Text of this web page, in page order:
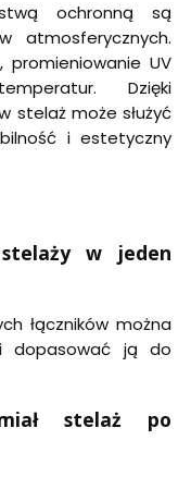
ochronną są
atmosferycznych.
promieniowanie UV
Dzięki
stelaż może służyć
i estetyczny
w jeden
łączników można
i dopasować ją do
stelaż po